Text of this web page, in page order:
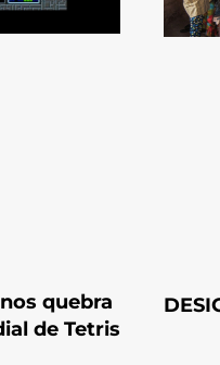
quebra
de Tetris